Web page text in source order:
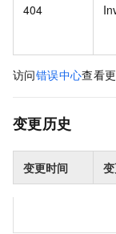
404
访问错误中心查看
变更历史
变更时间